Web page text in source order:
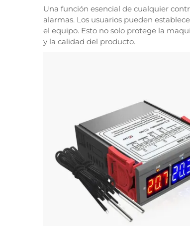
Una función esencial de cualquier
alarmas. Los usuarios pueden
el equipo. Esto no solo protege la
y la calidad del producto.